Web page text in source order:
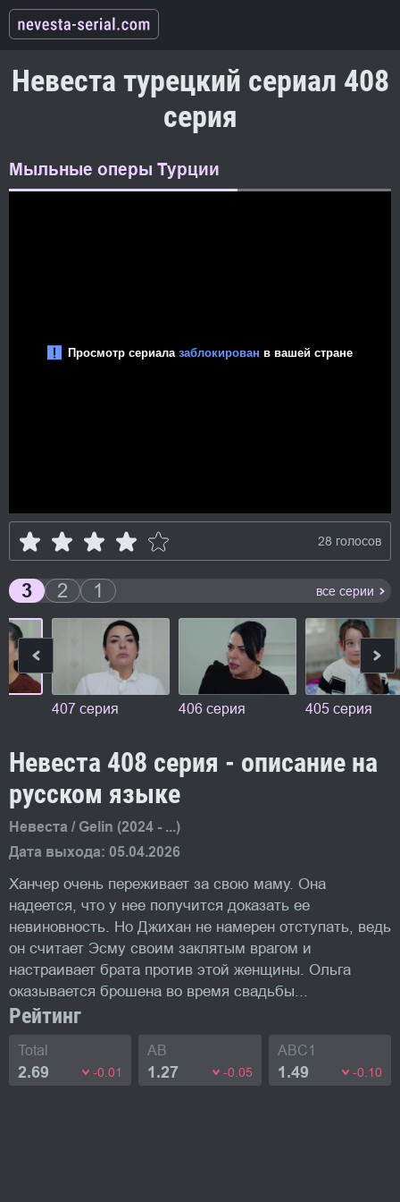
Невеста турецкий сериал 408
серия
Мыльные оперы Турции
28 голосов
3 2 1 все серии
407 серия 406 серия 405 серия
Невеста 408 серия - описание на
русском языке
Невеста / Gelin (2024 - ...)
Дата выхода: 05.04.2026
Ханчер очень переживает за свою маму. Она
надеется, что у нее получится доказать ее
невиновность. Но Джихан не намерен отступать, ведь
он считает Эсму своим заклятым врагом и
настраивает брата против этой женщины. Ольга
оказывается брошена во время свадьбы...
Рейтинг
Total
2.69 -0.01
AB
1.27 -0.05
ABC1
1.49 -0.10